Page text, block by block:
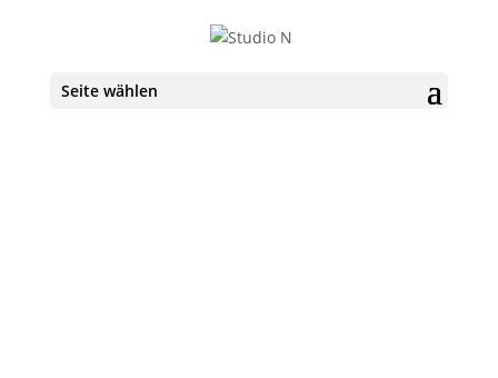
Seite wählen